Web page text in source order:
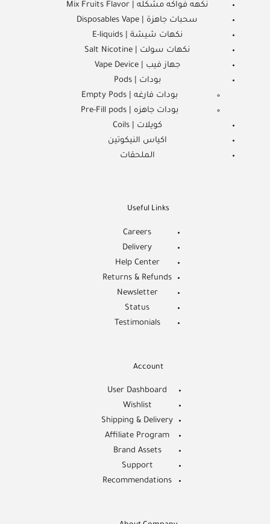
نكهه فواكه مشكله | Mix Fruits Flavor
سحبات جاهزة | Disposables Vape
نكهات شيشة | E-liquids
نكهات سولت | Salt Nicotine
جهاز فيب | Vape Device
بودات | Pods
بودات فارغه | Empty Pods
بودات جاهزه | Pre-Fill pods
كويلات | Coils
اكياس النيكوتين
الملحقات
Useful Links
Careers
Delivery
Help Center
Returns & Refunds
Newsletter
Status
Testimonials
Account
User Dashboard
Wishlist
Shipping & Delivery
Affiliate Program
Brand Assets
Support
Recommendations